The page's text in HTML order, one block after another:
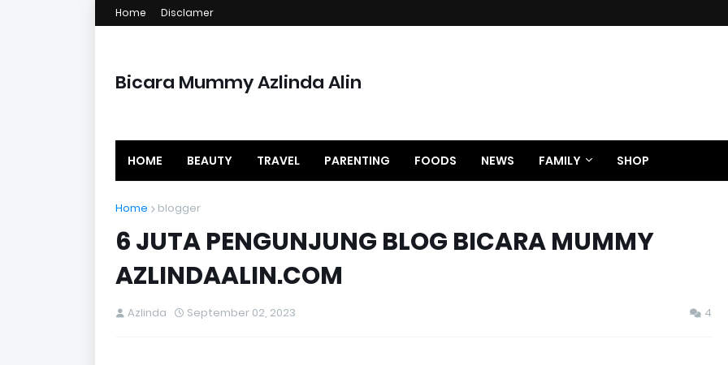
Home Disclamer
Bicara Mummy Azlinda Alin
HOME BEAUTY TRAVEL PARENTING FOODS NEWS FAMILY SHOP
Home blogger
6 JUTA PENGUNJUNG BLOG BICARA MUMMY
AZLINDAALIN.COM
Azlinda September 02, 2023 4